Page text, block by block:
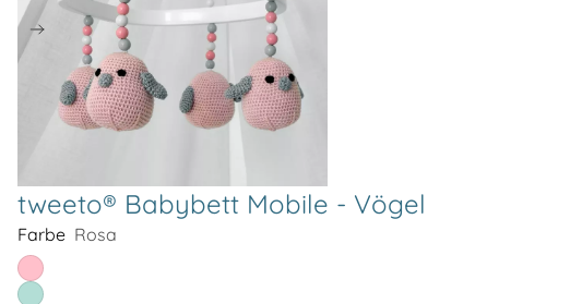
tweeto® Babybett Mobile - Vögel
Farbe Rosa